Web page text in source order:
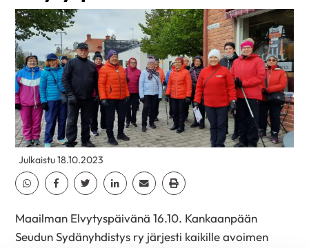
Julkaistu 18.10.2023
Jaa Whatsapp
Jaa Facebook
Jaa TwitterJaa Linkedin
Jaa EmailJaa Print
Maailman Elvytyspäivänä 16.10. Kankaanpään
Seudun Sydänyhdistys ry järjesti kaikille avoimen